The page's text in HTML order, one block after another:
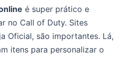
é super prático e
no Call of Duty. Sites
Oficial, são importantes. Lá,
itens para personalizar o